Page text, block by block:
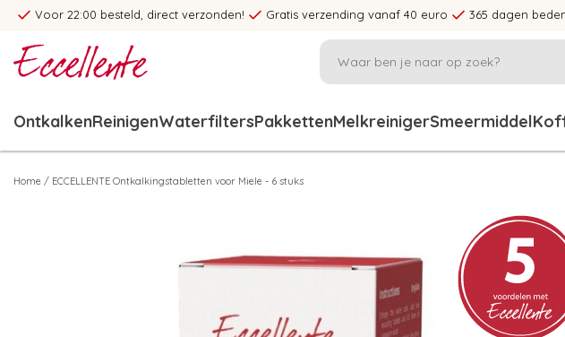
Voor 22:00 besteld, direct verzonden! Gratis verzending vanaf 40 euro 365 dagen
OntkalkenReinigenWaterfiltersPakkettenMelkreinigerSmeermiddel
Home / ECCELLENTE Ontkalkingstabletten voor Miele - 6 stuks